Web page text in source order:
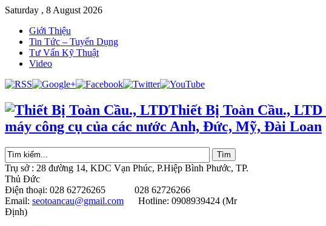
Saturday , 8 August 2026
Giới Thiệu
Tin Tức – Tuyển Dụng
Tư Vấn Kỹ Thuật
Video
Thiết Bị Toàn Cầu., LTD
máy công cụ của các nước Anh, Đức, Mỹ, Đài Loan
Trụ sở : 28 đường 14, KDC Vạn Phúc, P.Hiệp Bình Phước, TP.
Thủ Đức
Điện thoại: 028 62726265 028 62726266
Email: seotoancau@gmail.com Hotline: 0908939424 (Mr
Định)